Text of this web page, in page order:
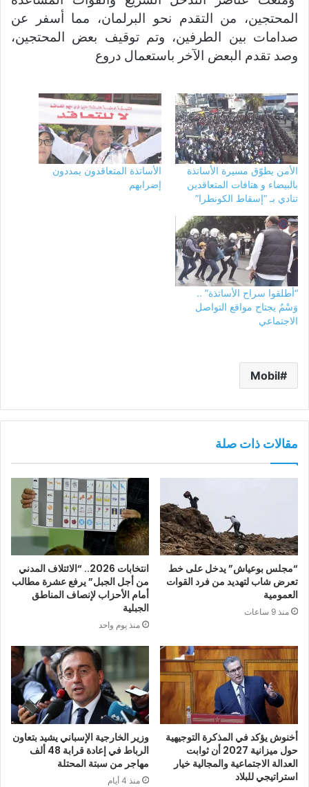
المحتجين، من التقدم نحو البرلمان، مما أسفر عن
صدامات بين الطرفين، وتم توقيف بعض المحتجين،
وصد تقدم البعض الآخر باستعمال دروع
الأمن يطوّق مسيرة الأساتذة
بالبيضاء و هتافات المتعاقدين
تنادي بـ “إسقاط الكونطرا”
الأساتذة المتعاقدون يمددون
إضرابهم
“أطلقوا سراح الأساتذة” ..
وَسْمٌ يجتاح مواقع التواصل
الاجتماعي
Mobil
مقالات ذات صلة
“مجلس بوعياش” يدخل على خط
تعرض شاب لتهديد من فرد القوات
العمومية
منذ 9 ساعات
انتخابات 2026.. “الائتلاف المدني
من أجل الجبل” يرفع عشرة مطالب
أمام الأحزاب لإنصاف المناطق
الجبلية
منذ يوم واحد
أخنوش يؤكد في المذكرة التوجيهية
حول ميزانية 2027 أن ثوابت
العدالة الاجتماعية والمجالية خيار
استراتيجي للبلاد
وزير الخارجية الإسباني يشيد بتعاون
الرباط في إعادة قرابة 48 ألف
مهاجر من سبتة المحتلة
منذ 4 أيام